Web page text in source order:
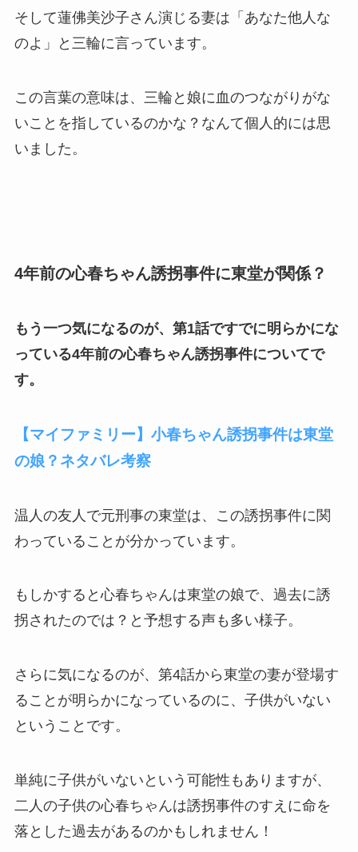
そして蓮佛美沙子さん演じる妻は「あなた他人な
のよ」と三輪に言っています。
この言葉の意味は、三輪と娘に血のつながりがな
いことを指しているのかな？なんて個人的には思
いました。
4年前の心春ちゃん誘拐事件に東堂が関係？
もう一つ気になるのが、第1話ですでに明らかにな
っている4年前の心春ちゃん誘拐事件についてで
す。
【マイファミリー】小春ちゃん誘拐事件は東堂
の娘？ネタバレ考察
温人の友人で元刑事の東堂は、この誘拐事件に関
わっていることが分かっています。
もしかすると心春ちゃんは東堂の娘で、過去に誘
拐されたのでは？と予想する声も多い様子。
さらに気になるのが、第4話から東堂の妻が登場す
ることが明らかになっているのに、子供がいない
ということです。
単純に子供がいないという可能性もありますが、
二人の子供の心春ちゃんは誘拐事件のすえに命を
落とした過去があるのかもしれません！